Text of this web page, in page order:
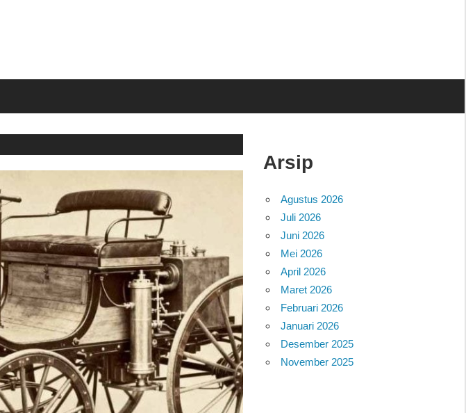
Arsip
Agustus 2026
Juli 2026
Juni 2026
Mei 2026
April 2026
Maret 2026
Februari 2026
Januari 2026
Desember 2025
November 2025